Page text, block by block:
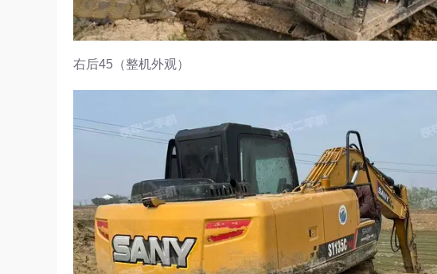
右后45（整机外观）